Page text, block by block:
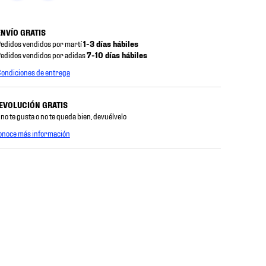
GRATIS
vendidos por martí1-3 días hábiles
vendidos por adidas7-10 días hábiles
de entrega
GRATIS
te gusta o no te queda bien, devuélvelo
más información